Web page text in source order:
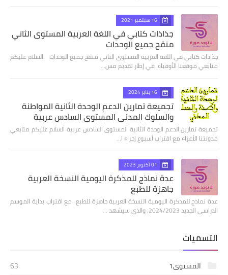
16 سبتمبر 2021
جذاذات كتابي في اللغة العربية المستوى الثاني
منقح جميع الوحدات
جذاذات كتابي في اللغة العربية المستوى الثاني منقح جميع الوحدات السلام عليكم
متابعي موقعنا الأوفياء، في إطار تقديم مس…
16 يناير 2024
تجميعة تمارين الدعم الوحدة الثانية المواطنة
والسلوك المدني المستوى السادس عربية
تجميعة تمارين الدعم الوحدة الثانية المستوى السادس عربية السلام عليكم متابعي
مدونتنا الأعزاء مع اقتراب أسبوع إجراء ا…
01 أكتوبر 2023
عدة نماذج للمذكرة اليومية النسخة العربية
جاهزة للطبع
عدة نماذج للمذكرة اليومية النسخة العربية جاهزة للطبع مع اقتراب بداية الموسم
الدراسي الجديد 2024/2023، والذي سيشهد …
التسميات
المستوى1
63